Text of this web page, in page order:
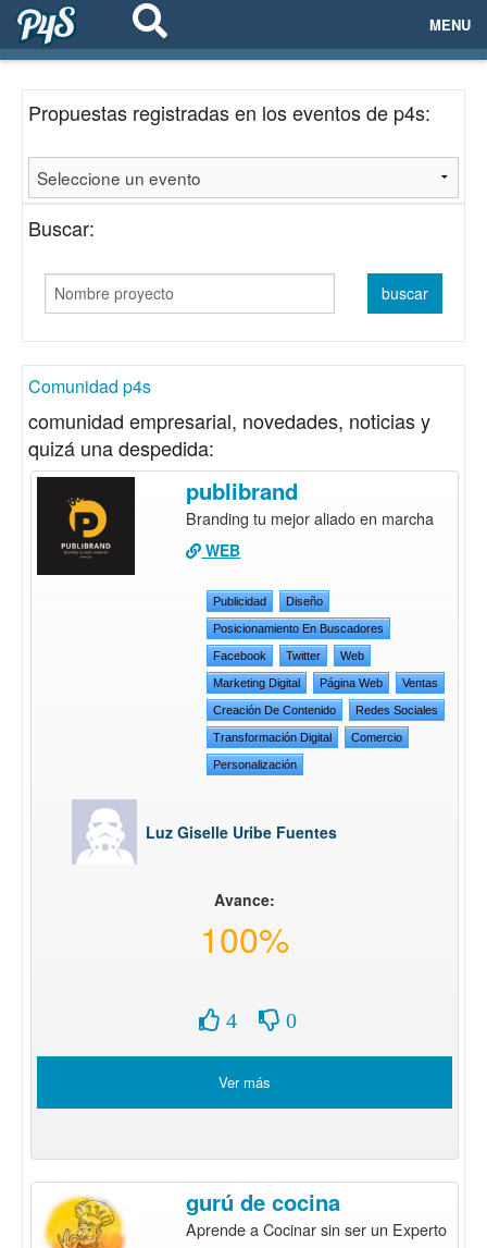
MENU
EVENTOS
EMPRESAS
PROYECTOS
NETWORKING
Propuestas registradas en los eventos de p4s:
Buscar:
Comunidad p4s
comunidad empresarial, novedades, noticias y
quizá una despedida:
publibrand
Branding tu mejor aliado en marcha
WEB
Publicidad Diseño
Posicionamiento En Buscadores
Facebook Twitter Web
Marketing Digital Página Web Ventas
Creación De Contenido Redes Sociales
Transformación Digital Comercio
Personalización
Luz Giselle Uribe Fuentes
Avance:
100%
4 0
Ver más
gurú de cocina
Aprende a Cocinar sin ser un Experto